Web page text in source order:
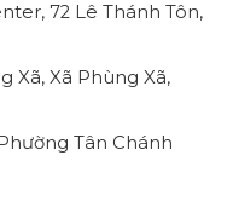
72 Lê Thánh Tôn,
Xã, Xã Phùng Xã,
Tân Chánh